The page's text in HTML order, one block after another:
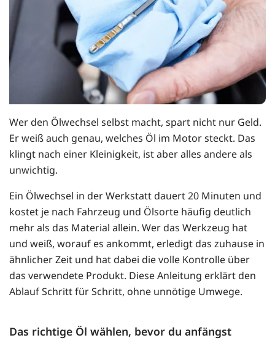
Wer den Ölwechsel selbst macht, spart nicht nur Geld.
Er weiß auch genau, welches Öl im Motor steckt. Das
klingt nach einer Kleinigkeit, ist aber alles andere als
unwichtig.
Ein Ölwechsel in der Werkstatt dauert 20 Minuten und
kostet je nach Fahrzeug und Ölsorte häufig deutlich
mehr als das Material allein. Wer das Werkzeug hat
und weiß, worauf es ankommt, erledigt das zuhause in
ähnlicher Zeit und hat dabei die volle Kontrolle über
das verwendete Produkt. Diese Anleitung erklärt den
Ablauf Schritt für Schritt, ohne unnötige Umwege.
Das richtige Öl wählen, bevor du anfängst